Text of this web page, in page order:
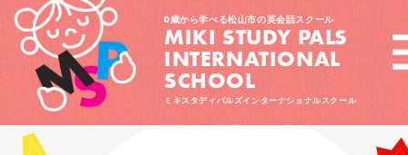
0歳から学べる松山市の英会話スクール
MIKI STUDY PALS
INTERNATIONAL
SCHOOL
ミキスタディパルズインターナショナルスクール